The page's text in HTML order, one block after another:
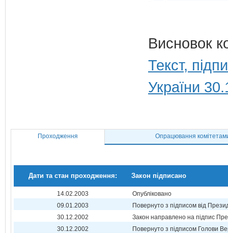
Висновок
Текст,
України
Проходження Опрацювання
Дати та стан проходження: Закон підписано
14.02.2003
Опубліковано
09.01.2003
Повернуто з підписом від
30.12.2002
Закон направлено на підпис
30.12.2002
Повернуто з підписом Голови